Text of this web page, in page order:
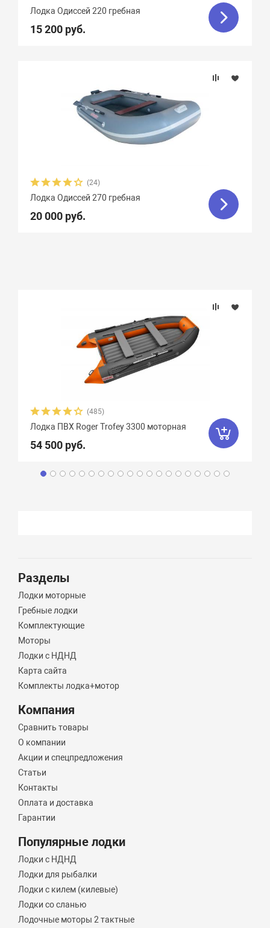
Лодка Одиссей 220 гребная
15 200 руб.
(24)
Лодка Одиссей 270 гребная
20 000 руб.
(485)
Лодка ПВХ Roger Trofey 3300 моторная
54 500 руб.
Разделы
Лодки моторные
Гребные лодки
Комплектующие
Моторы
Лодки с НДНД
Карта сайта
Комплекты лодка+мотор
Компания
Сравнить товары
О компании
Акции и спецпредложения
Статьи
Контакты
Оплата и доставка
Гарантии
Популярные лодки
Лодки с НДНД
Лодки для рыбалки
Лодки с килем (килевые)
Лодки со сланью
Лодочные моторы 2 тактные